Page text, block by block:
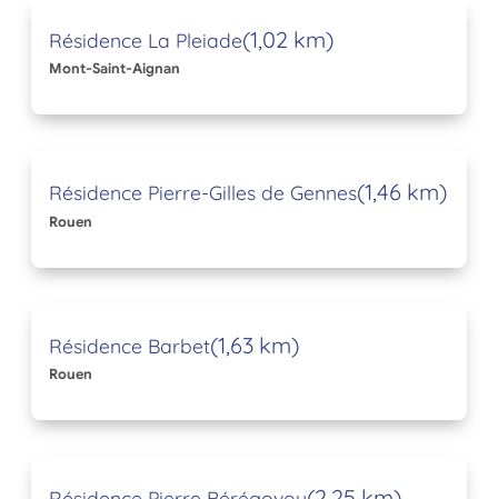
Résidence La Pleiade(1,02 km)
Mont-Saint-Aignan
Résidence Pierre-Gilles de Gennes(1,46 km)
Rouen
Résidence Barbet(1,63 km)
Rouen